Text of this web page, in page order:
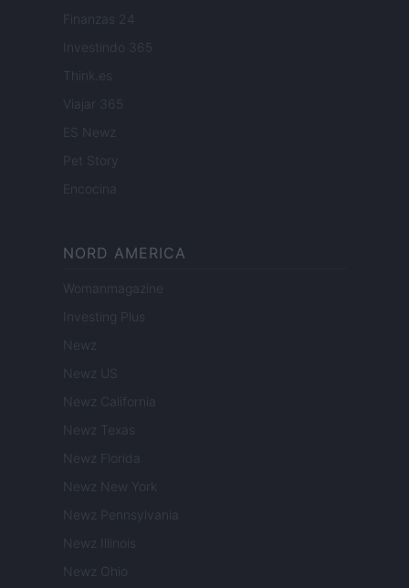
Finanzas 24
Investindo 365
Think.es
Viajar 365
ES Newz
Pet Story
Encocina
NORD AMERICA
Womanmagazine
Investing Plus
Newz
Newz US
Newz California
Newz Texas
Newz Florida
Newz New York
Newz Pennsylvania
Newz Illinois
Newz Ohio